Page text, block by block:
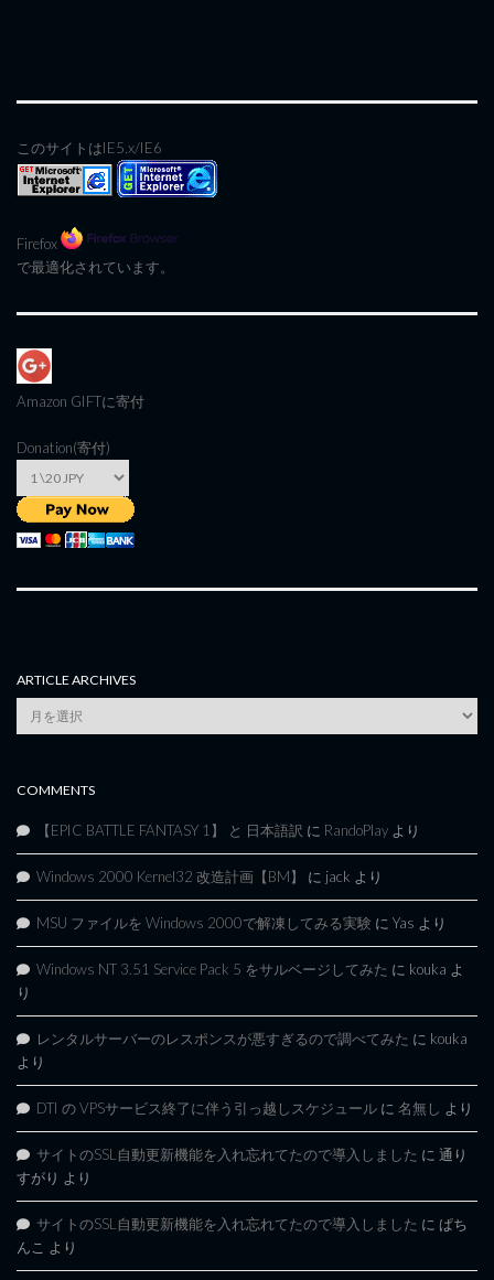
このサイトはIE5.x/IE6
Firefox
で最適化されています。
Amazon GIFTに寄付
Donation(寄付)
ARTICLE ARCHIVES
Article
Archives
COMMENTS
【EPIC BATTLE FANTASY 1】 と 日本語訳 に RandoPlay より
Windows 2000 Kernel32 改造計画【BM】 に jack より
MSU ファイルを Windows 2000で解凍してみる実験 に Yas より
Windows NT 3.51 Service Pack 5 をサルベージしてみた に kouka よ
り
レンタルサーバーのレスポンスが悪すぎるので調べてみた に kouka
より
DTI の VPSサービス終了に伴う引っ越しスケジュール に 名無し より
サイトのSSL自動更新機能を入れ忘れてたので導入しました に 通り
すがり より
サイトのSSL自動更新機能を入れ忘れてたので導入しました に ぱち
んこ より